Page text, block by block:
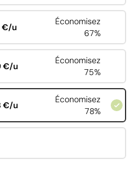
€/u
Économisez
67%
€/u
Économisez
75%
€/u
Économisez
78%